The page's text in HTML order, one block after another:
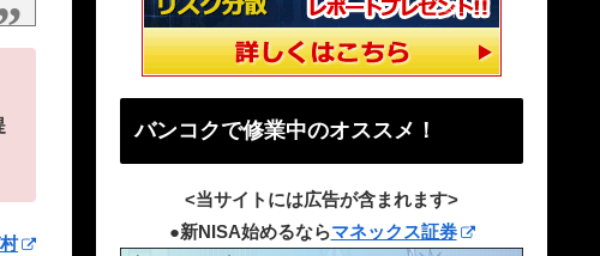
バンコクで修業中のオススメ！
<当サイトには広告が含まれます>
●新NISA始めるならマネックス証券